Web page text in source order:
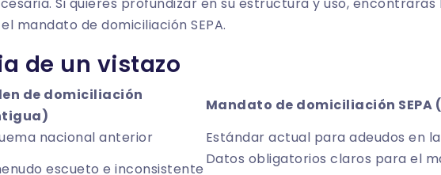
mandato de domiciliación SEPA.
de un vistazo
de domiciliación
Mandato de domiciliación SEPA
nacional anterior
Estándar actual para adeudos en la
escueto e inconsistente
Datos obligatorios claros para el